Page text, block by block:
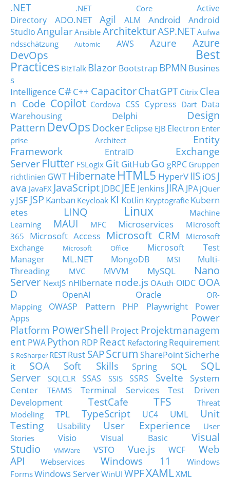
.NET .NET Core
Active
Directory
ADO.NET Agil ALM Android
Android
StudioAngularAnsible ArchitekturASP.NETAufwa
ndsschätzung
Automic AWS Azure
Azure
DevOps
Best
Practices BizTalk Blazor Bootstrap BPMN Busines
s
Intelligence C#C++ CapacitorChatGPT Citrix Clea
n Code Copilot Cordova CSS Cypress Dart Data
Warehousing
Delphi
Design
Pattern DevOps DockerEclipse EJB Electron Enter
prise Architect
Entity
Framework
EntraID
Exchange
Server Flutter FSLogix Git GitHubGo gRPC Gruppen
richtlinien GWT HibernateHTML5 HyperVIIS iOSJ
ava JavaFX JavaScript JDBC JEE Jenkins JIRA JPA jQuer
y JSF JSP Kanban Keycloak KI Kotlin Kryptografie Kubern
etes
LINQ Linux
Machine
Learning
MAUI MFC Microservices
Microsoft
365
Microsoft Access Microsoft CRM
Microsoft
Exchange
Microsoft Office
Microsoft Test
Manager
ML.NET MongoDB MSI
Multi-
Threading
MVC MVVM MySQL
Nano
Server NextJS nHibernate node.js OAuth OIDC OOA
D
OpenAI Oracle
OR-
Mapping
OWASP Pattern PHP Playwright
Power
Apps
Power
Platform PowerShell Project Projektmanagem
ent PWA Python RDP React Refactoring Requirement
s ReSharper RESTRust SAPScrum SharePointSicherhe
it
SOA Soft Skills Spring SQL
SQL
Server
SQLCLR SSAS SSIS SSRS Svelte
System
Center
TEAMS Terminal Services
Test Driven
Development
TestCafe TFS
Threat
Modeling
TPL TypeScript UC4 UML
Unit
Testing
Usability User Experience
User
Stories
Visio Visual Basic
Visual
Studio
VMWare VSTO Vue.js WCF
Web
API
Webservices Windows 11
Windows
FormsWindows ServerWinUI WPFXAMLXML